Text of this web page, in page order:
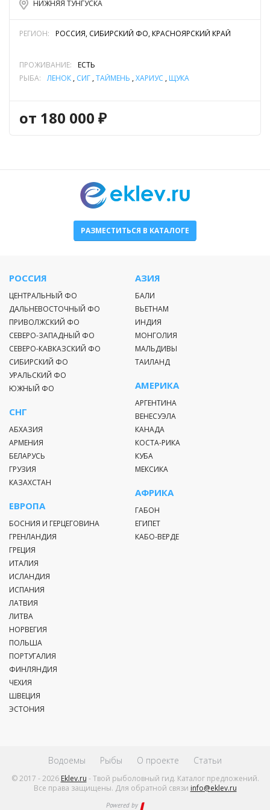
НИЖНЯЯ ТУНГУСКА
РЕГИОН: РОССИЯ, СИБИРСКИЙ ФО, КРАСНОЯРСКИЙ КРАЙ
ПРОЖИВАНИЕ:
ЕСТЬ
РЫБА:
ЛЕНОК , СИГ ,ТАЙМЕНЬ ,ХАРИУС , ЩУКА
от 180 000 ₽
РАЗМЕСТИТЬСЯ В КАТАЛОГЕ
РОССИЯ
ЦЕНТРАЛЬНЫЙ ФО
ДАЛЬНЕВОСТОЧНЫЙ ФО
ПРИВОЛЖСКИЙ ФО
СЕВЕРО-ЗАПАДНЫЙ ФО
СЕВЕРО-КАВКАЗСКИЙ ФО
СИБИРСКИЙ ФО
УРАЛЬСКИЙ ФО
ЮЖНЫЙ ФО
СНГ
АБХАЗИЯ
АРМЕНИЯ
БЕЛАРУСЬ
ГРУЗИЯ
КАЗАХСТАН
ЕВРОПА
БОСНИЯ И ГЕРЦЕГОВИНА
ГРЕНЛАНДИЯ
ГРЕЦИЯ
ИТАЛИЯ
ИСЛАНДИЯ
ИСПАНИЯ
ЛАТВИЯ
ЛИТВА
НОРВЕГИЯ
ПОЛЬША
ПОРТУГАЛИЯ
ФИНЛЯНДИЯ
ЧЕХИЯ
ШВЕЦИЯ
ЭСТОНИЯ
АЗИЯ
БАЛИ
ВЬЕТНАМ
ИНДИЯ
МОНГОЛИЯ
МАЛЬДИВЫ
ТАИЛАНД
АМЕРИКА
АРГЕНТИНА
ВЕНЕСУЭЛА
КАНАДА
КОСТА-РИКА
КУБА
МЕКСИКА
АФРИКА
ГАБОН
ЕГИПЕТ
КАБО-ВЕРДЕ
© 2017 - 2026 Eklev.ru - Твой рыболовный гид. Каталог предложений.
Все права защищены. Для обратной связи info@eklev.ru
Водоемы Рыбы О проекте Статьи